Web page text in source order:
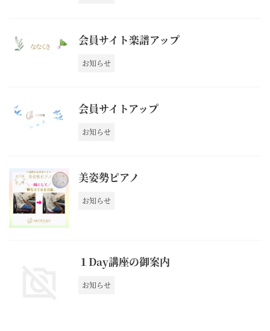
会員サイト楽譜アップ
お知らせ
会員サイトアップ
お知らせ
美姿勢ピアノ
お知らせ
１Day講座の御案内
お知らせ